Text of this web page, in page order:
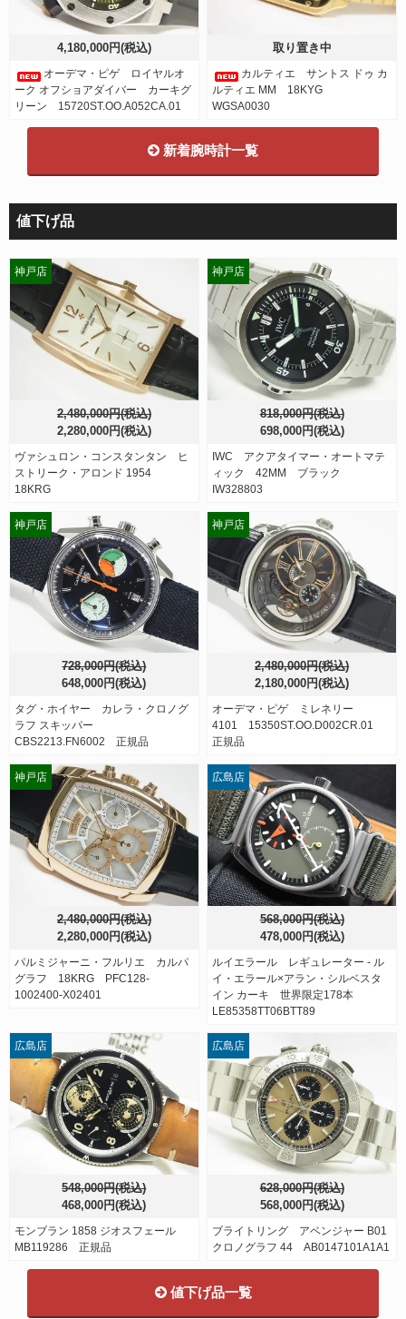
4,180,000円(税込)
オーデマ・ピゲ ロイヤルオ
ーク オフショアダイバー カーキグ
リーン 15720ST.OO.A052CA.01
取り置き中
カルティエ サントス ドゥ カ
ルティエ MM 18KYG
WGSA0030
新着腕時計一覧
値下げ品
2,480,000円(税込)
2,280,000円(税込)
ヴァシュロン・コンスタンタン ヒ
ストリーク・アロンド 1954
18KRG
神戸店
818,000円(税込)
698,000円(税込)
IWC アクアタイマー・オートマテ
ィック 42MM ブラック
IW328803
神戸店
728,000円(税込)
648,000円(税込)
タグ・ホイヤー カレラ・クロノグ
ラフ スキッパー
CBS2213.FN6002 正規品
神戸店
2,480,000円(税込)
2,180,000円(税込)
オーデマ・ピゲ ミレネリー
4101 15350ST.OO.D002CR.01
正規品
神戸店
2,480,000円(税込)
2,280,000円(税込)
パルミジャーニ・フルリエ カルパ
グラフ 18KRG PFC128-
1002400-X02401
神戸店
568,000円(税込)
478,000円(税込)
ルイエラール レギュレーター - ル
イ・エラール×アラン・シルベスタ
イン カーキ 世界限定178本
LE85358TT06BTT89
広島店
548,000円(税込)
468,000円(税込)
モンブラン 1858 ジオスフェール
MB119286 正規品
広島店
628,000円(税込)
568,000円(税込)
ブライトリング アベンジャー B01
クロノグラフ 44 AB0147101A1A1
広島店
値下げ品一覧